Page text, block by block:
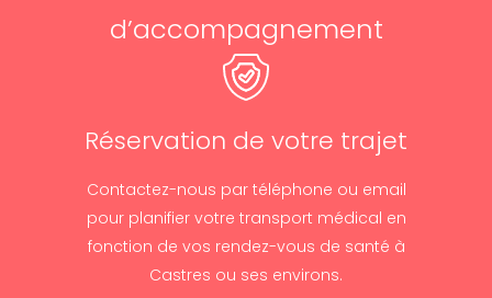
d’accompagnement
Réservation de votre trajet
Contactez-nous par téléphone ou email
pour planifier votre transport médical en
fonction de vos rendez-vous de santé à
Castres ou ses environs.